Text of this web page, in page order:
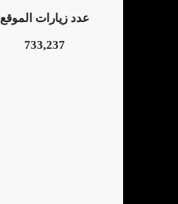
عدد زيارات الموقع
733,237